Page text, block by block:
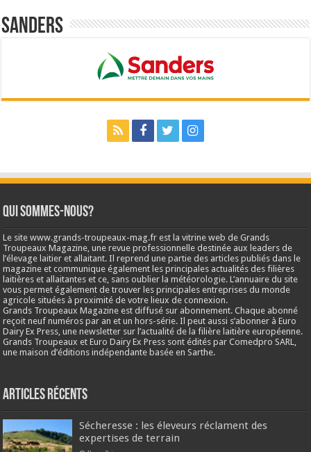
Sanders
Qui sommes-nous?
Le site www.grands-troupeaux-mag.fr est la vitrine web de Grands
Troupeaux Magazine, une revue professionnelle destinée aux leaders de
l’élevage laitier et allaitant. Il reprend une partie des articles publiés dans le
magazine et communique également les principales actualités des filières
laitières et allaitantes et ce, sans oublier la météorologie. L’annuaire du site
vous permet également de trouver les principales entreprises du monde
agricole situées à proximité de votre lieux de connexion.
Grands Troupeaux Magazine est diffusé sur abonnement. Chaque abonné
reçoit neuf numéros par an et un hors-série. Il peut aussi s’abonner à Euro
Dairy Ex Press, une newsletter sur l’actualité de la filière laitière européenne.
Grands Troupeaux et Euro Dairy Ex Press sont édités par Comedpro SARL,
une maison d’éditions indépendante basée en Sarthe.
Articles récents
Sécheresse : les éleveurs réclament des
expertises de terrain